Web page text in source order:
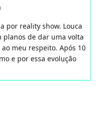
por reality show. Louca
planos de dar uma volta
meu respeito. Após 10
e por essa evolução